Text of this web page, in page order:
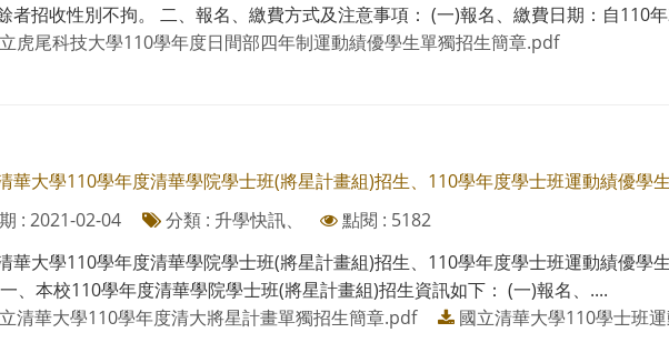
者招收性別不拘。 二、報名、繳費方式及注意事項： (一)報名、繳費日期：自110
虎尾科技大學110學年度日間部四年制運動績優學生單獨招生簡章.pdf
華大學110學年度清華學院學士班(將星計畫組)招生、110學年度學士班運動績優學
: 2021-02-04
分類 : 升學快訊、
點閱 : 5182
華大學110學年度清華學院學士班(將星計畫組)招生、110學年度學士班運動績優學
、本校110學年度清華學院學士班(將星計畫組)招生資訊如下： (一)報名、....
清華大學110學年度清大將星計畫單獨招生簡章.pdf
國立清華大學110學士班